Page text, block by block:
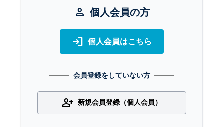
person 個人会員の方
login 個人会員はこちら
会員登録をしていない方
person_add 新規会員登録（個人会員）